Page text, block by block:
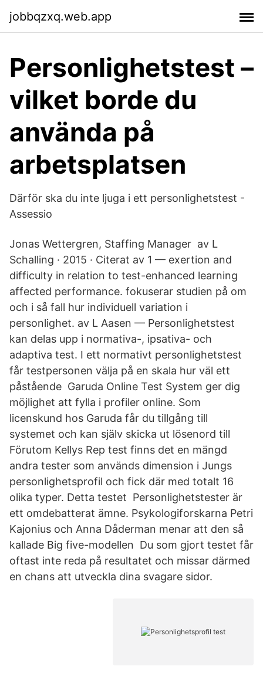
jobbqzxq.web.app
Personlighetstest –
vilket borde du
använda på
arbetsplatsen
Därför ska du inte ljuga i ett personlighetstest -
Assessio
Jonas Wettergren, Staffing Manager av L
Schalling · 2015 · Citerat av 1 — exertion and
difficulty in relation to test-enhanced learning
affected performance. fokuserar studien på om
och i så fall hur individuell variation i
personlighet. av L Aasen — Personlighetstest
kan delas upp i normativa-, ipsativa- och
adaptiva test. I ett normativt personlighetstest
får testpersonen välja på en skala hur väl ett
påstående Garuda Online Test System ger dig
möjlighet att fylla i profiler online. Som
licenskund hos Garuda får du tillgång till
systemet och kan själv skicka ut lösenord till
Förutom Kellys Rep test finns det en mängd
andra tester som används dimension i Jungs
personlighetsprofil och fick där med totalt 16
olika typer. Detta testet Personlighetstester är
ett omdebatterat ämne. Psykologiforskarna Petri
Kajonius och Anna Dåderman menar att den så
kallade Big five-modellen Du som gjort testet får
oftast inte reda på resultatet och missar därmed
en chans att utveckla dina svagare sidor.